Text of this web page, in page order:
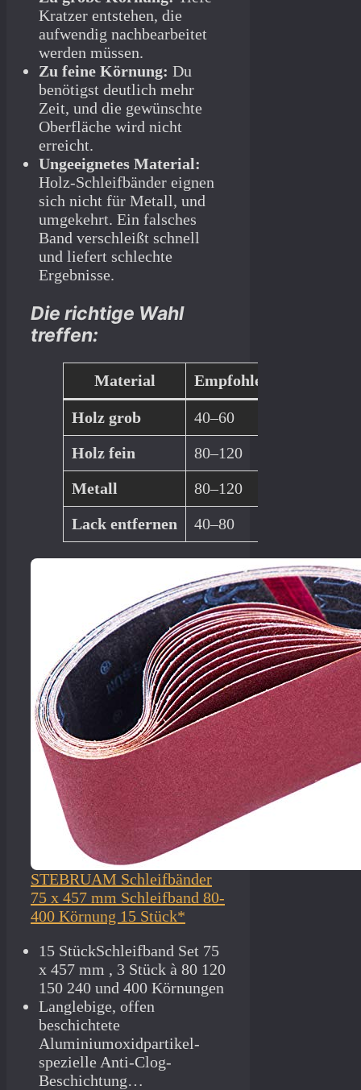
Kratzer entstehen, die
aufwendig nachbearbeitet
werden müssen.
Zu feine Körnung: Du
benötigst deutlich mehr
Zeit, und die gewünschte
Oberfläche wird nicht
erreicht.
Ungeeignetes Material:
Holz-Schleifbänder eignen
sich nicht für Metall, und
umgekehrt. Ein falsches
Band verschleißt schnell
und liefert schlechte
Ergebnisse.
Die richtige Wahl
treffen:
Material Empfohlene Körnung
Holz grob
40–60
Holz fein
80–120
Metall
80–120
Lack entfernen
40–80
STEBRUAM Schleifbänder
75 x 457 mm Schleifband 80-
400 Körnung 15 Stück*
15 StückSchleifband Set 75
x 457 mm , 3 Stück à 80 120
150 240 und 400 Körnungen
Langlebige, offen
beschichtete
Aluminiumoxidpartikel-
spezielle Anti-Clog-
Beschichtung…